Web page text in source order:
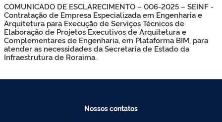
COMUNICADO DE ESCLARECIMENTO – 006-2025 – SEINF -
Contratação de Empresa Especializada em Engenharia e
Arquitetura para Execução de Serviços Técnicos de
Elaboração de Projetos Executivos de Arquitetura e
Complementares de Engenharia, em Plataforma BIM, para
atender as necessidades da Secretaria de Estado da
Infraestrutura de Roraima.
Nossos contatos